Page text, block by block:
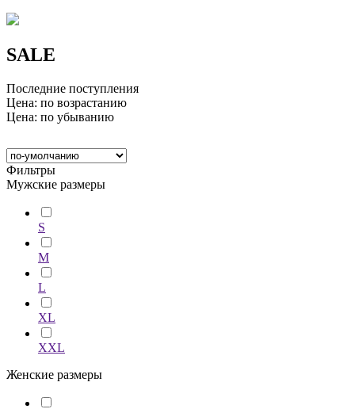
SALE
Последние поступления
Цена: по возрастанию
Цена: по убыванию
Фильтры
Мужские размеры
S
M
L
XL
XXL
Женские размеры